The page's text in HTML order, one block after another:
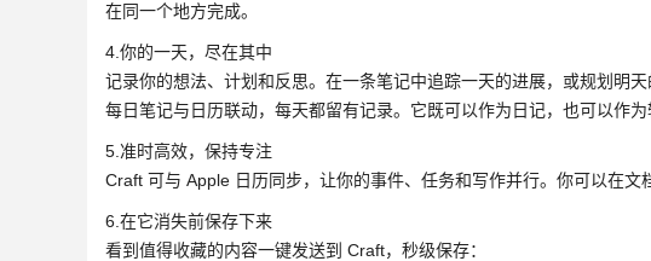
在同一个地方完成。
4.你的一天，尽在其中
记录你的想法、计划和反思。在一条笔记中追踪一天的进展，或规划明天
每日笔记与日历联动，每天都留有记录。它既可以作为日记，也可以作为
5.准时高效，保持专注
Craft 可与 Apple 日历同步，让你的事件、任务和写作并行。你可以在
6.在它消失前保存下来
看到值得收藏的内容一键发送到 Craft，秒级保存：